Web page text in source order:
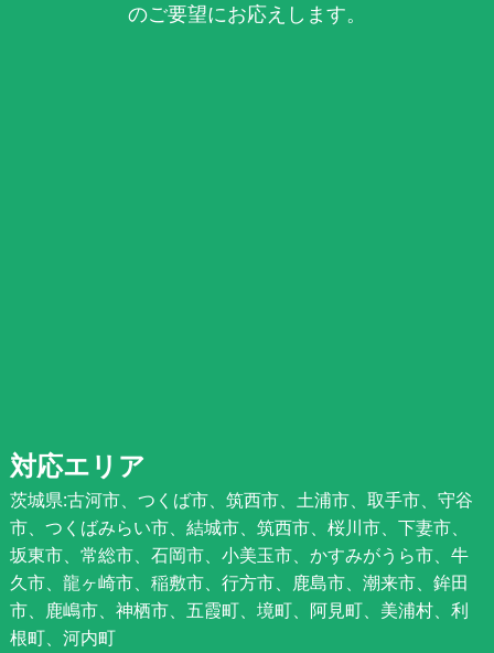
のご要望にお応えします。
対応エリア
茨城県:古河市、つくば市、筑西市、土浦市、取手市、守谷
市、つくばみらい市、結城市、筑西市、桜川市、下妻市、
坂東市、常総市、石岡市、小美玉市、かすみがうら市、牛
久市、龍ヶ崎市、稲敷市、行方市、鹿島市、潮来市、鉾田
市、鹿嶋市、神栖市、五霞町、境町、阿見町、美浦村、利
根町、河内町